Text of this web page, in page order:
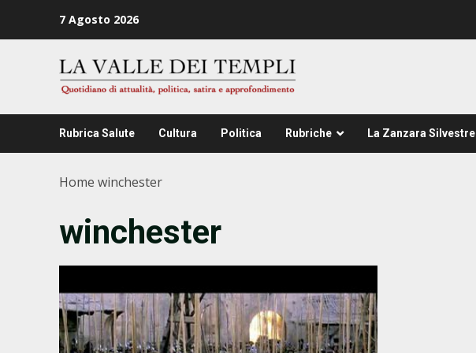
7 Agosto 2026
Rubrica Salute Cultura Politica Rubriche La Zanzara Silvestre
Home winchester
winchester